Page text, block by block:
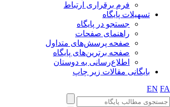
فرم برقراری ارتباط
تسهیلات پایگاه
جستجو در پایگاه
راهنمای صفحات
صفحه پرسش‌های متداول
صفحه برترین‌های پایگاه
اطلاع‌رسانی به دوستان
بایگانی مقالات زیر چاپ
EN FA